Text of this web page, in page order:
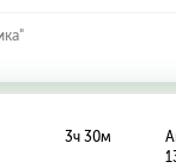
3ч 30м